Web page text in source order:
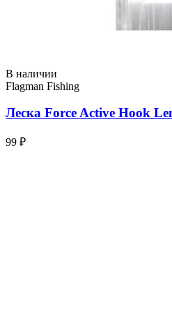
В наличии
Flagman Fishing
Леска Force Active Hook
99 ₽